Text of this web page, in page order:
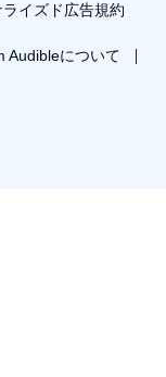
イズド広告規約
Audibleについて